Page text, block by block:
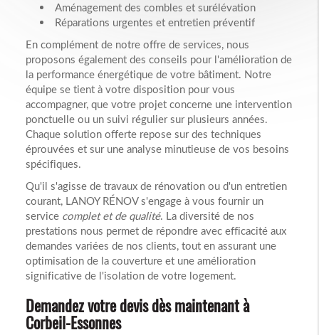
Aménagement des combles et surélévation
Réparations urgentes et entretien préventif
En complément de notre offre de services, nous
proposons également des conseils pour l'amélioration de
la performance énergétique de votre bâtiment. Notre
équipe se tient à votre disposition pour vous
accompagner, que votre projet concerne une intervention
ponctuelle ou un suivi régulier sur plusieurs années.
Chaque solution offerte repose sur des techniques
éprouvées et sur une analyse minutieuse de vos besoins
spécifiques.
Qu'il s'agisse de travaux de rénovation ou d'un entretien
courant, LANOY RÉNOV s'engage à vous fournir un
service complet et de qualité. La diversité de nos
prestations nous permet de répondre avec efficacité aux
demandes variées de nos clients, tout en assurant une
optimisation de la couverture et une amélioration
significative de l'isolation de votre logement.
Demandez votre devis dès maintenant à
Corbeil-Essonnes